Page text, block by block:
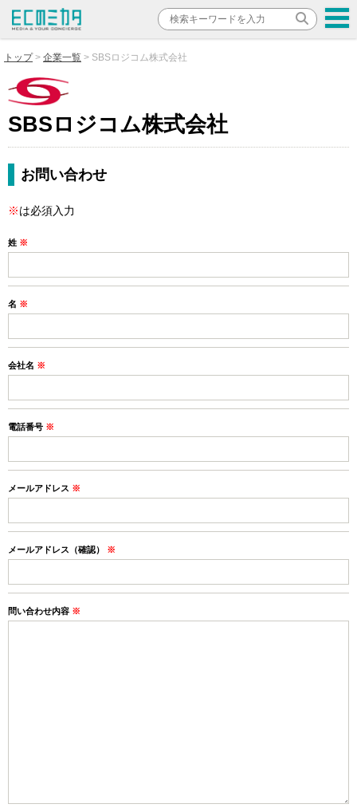
トップ 企業一覧 SBSロジコム株式会社
SBSロジコム株式会社
お問い合わせ
※は必須入力
姓 ※
名 ※
会社名 ※
電話番号 ※
メールアドレス ※
メールアドレス（確認） ※
問い合わせ内容 ※